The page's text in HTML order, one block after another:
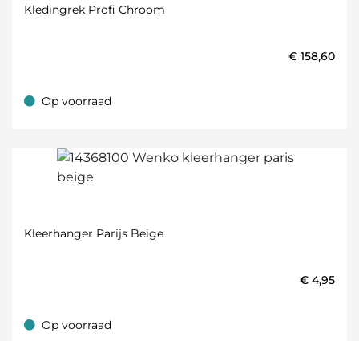
Kledingrek Profi Chroom
€ 158,60
Op voorraad
Op voorraad
Kleerhanger Parijs Beige
€ 4,95
Op voorraad
Op voorraad